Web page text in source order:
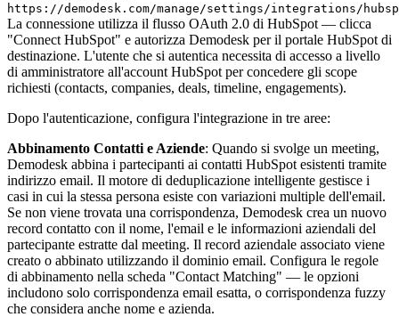
https://demodesk.com/manage/settings/integrations/
La connessione utilizza il flusso OAuth 2.0 di HubSpot — clicca
"Connect HubSpot" e autorizza Demodesk per il portale HubSpot di
destinazione. L'utente che si autentica necessita di accesso a livello
di amministratore all'account HubSpot per concedere gli scope
richiesti (contacts, companies, deals, timeline, engagements).
Dopo l'autenticazione, configura l'integrazione in tre aree:
Abbinamento Contatti e Aziende: Quando si svolge un meeting,
Demodesk abbina i partecipanti ai contatti HubSpot esistenti tramite
indirizzo email. Il motore di deduplicazione intelligente gestisce i
casi in cui la stessa persona esiste con variazioni multiple dell'email.
Se non viene trovata una corrispondenza, Demodesk crea un nuovo
record contatto con il nome, l'email e le informazioni aziendali del
partecipante estratte dal meeting. Il record aziendale associato viene
creato o abbinato utilizzando il dominio email. Configura le regole
di abbinamento nella scheda "Contact Matching" — le opzioni
includono solo corrispondenza email esatta, o corrispondenza fuzzy
che considera anche nome e azienda.